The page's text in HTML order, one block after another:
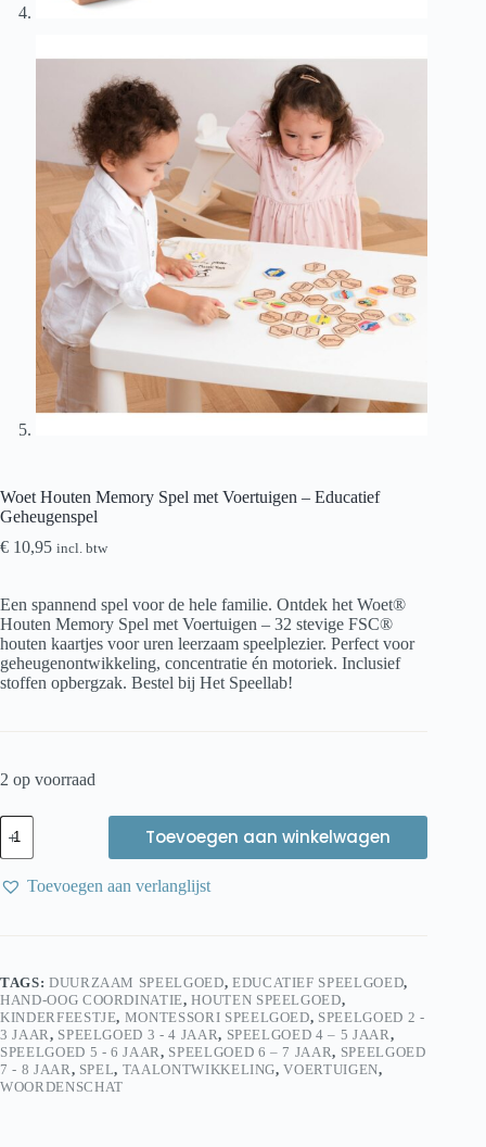
Woet Houten Memory Spel met Voertuigen – Educatief
Geheugenspel
€ 10,95 incl. btw
Een spannend spel voor de hele familie. Ontdek het Woet®
Houten Memory Spel met Voertuigen – 32 stevige FSC®
houten kaartjes voor uren leerzaam speelplezier. Perfect voor
geheugenontwikkeling, concentratie én motoriek. Inclusief
stoffen opbergzak. Bestel bij Het Speellab!
2 op voorraad
Woet
Houten
Memory
Spel
met
aantal
Toevoegen aan winkelwagen
Toevoegen aan verlanglijst
TAGS: DUURZAAM SPEELGOED, EDUCATIEF SPEELGOED,
HAND-OOG COORDINATIE,HOUTEN SPEELGOED,
KINDERFEESTJE, MONTESSORI SPEELGOED, SPEELGOED 2 -
3 JAAR , SPEELGOED 3 - 4 JAAR, SPEELGOED 4 – 5 JAAR ,
SPEELGOED 5 - 6 JAAR , SPEELGOED 6 – 7 JAAR, SPEELGOED
7 - 8 JAAR , SPEL, TAALONTWIKKELING,VOERTUIGEN,
WOORDENSCHAT